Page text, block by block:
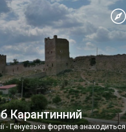
Карантинний
- Генуезька фортеця знаходиться